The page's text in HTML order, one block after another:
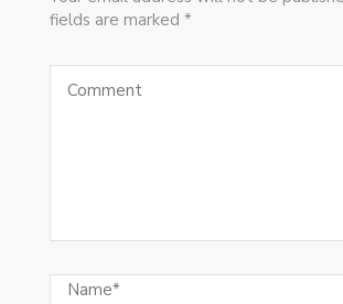
fields are marked *